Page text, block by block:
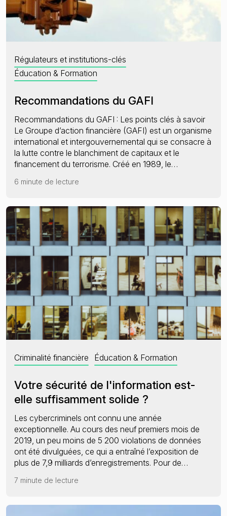
Régulateurs et institutions-clés
Éducation & Formation
Recommandations du GAFI
Recommandations du GAFI : Les points clés à savoir
Le Groupe d’action financière (GAFI) est un organisme
international et intergouvernemental qui se consacre à
la lutte contre le blanchiment de capitaux et le
financement du terrorisme. Créé en 1989, le…
6 minute de lecture
Criminalité financière Éducation & Formation
Votre sécurité de l'information est-
elle suffisamment solide ?
Les cybercriminels ont connu une année
exceptionnelle. Au cours des neuf premiers mois de
2019, un peu moins de 5 200 violations de données
ont été divulguées, ce qui a entraîné l’exposition de
plus de 7,9 milliards d’enregistrements. Pour de…
7 minute de lecture